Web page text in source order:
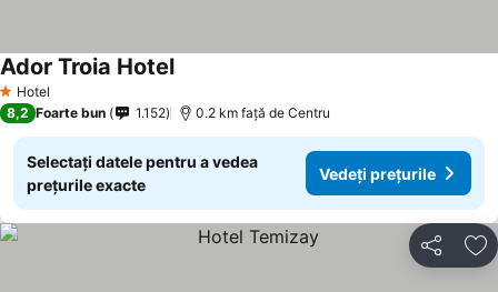
1 Stele
Hotel
Ador Troia HotelVedeți prețurile
8,2 Foarte bun 1.152 0.2 km faţă de Centru
Selectați datele pentru a vedea
prețurile exacte
Vedeți prețurile
Distribuiți